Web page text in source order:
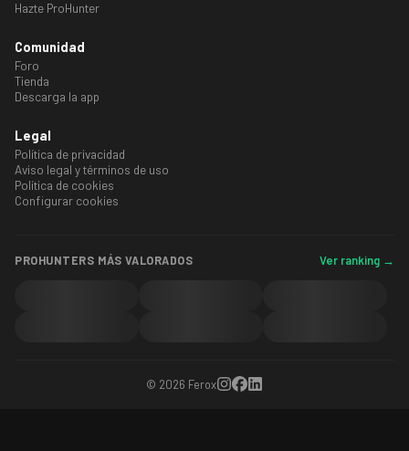
Hazte ProHunter
Comunidad
Foro
Tienda
Descarga la app
Legal
Política de privacidad
Aviso legal y términos de uso
Política de cookies
Configurar cookies
PROHUNTERS MÁS VALORADOS Ver ranking →
© 2026 Ferox